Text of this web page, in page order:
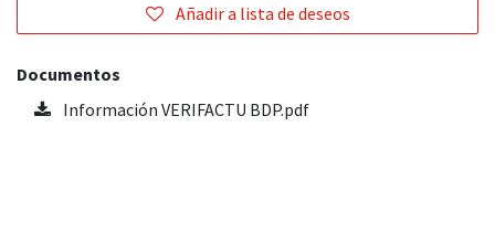
Añadir a lista de deseos
Documentos
Información VERIFACTU BDP.pdf